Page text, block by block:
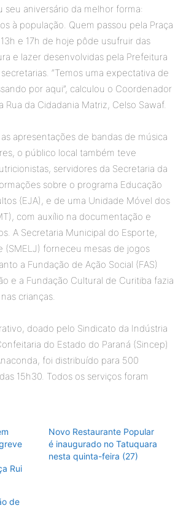
seu aniversário da melhor forma:
à população. Quem passou pela Praça
e 17h de hoje pôde usufruir das
e lazer desenvolvidas pela Prefeitura
“Temos uma expectativa de
por aqui”, calculou o Coordenador
Rua da Cidadania Matriz, Celso Sawaf.
apresentações de bandas de música
o público local também teve
servidores da Secretaria da
sobre o programa Educação
(EJA), e de uma Unidade Móvel dos
com auxílio na documentação e
A Secretaria Municipal do Esporte,
(SMELJ) forneceu mesas de jogos
a Fundação de Ação Social (FAS)
e a Fundação Cultural de Curitiba fazia
crianças.
doado pelo Sindicato da Indústria
do Estado do Paraná (Sincep)
foi distribuído para 500
15h30. Todos os serviços foram
Rui
Novo Restaurante Popular
é inaugurado no Tatuquara
nesta quinta-feira (27)
de